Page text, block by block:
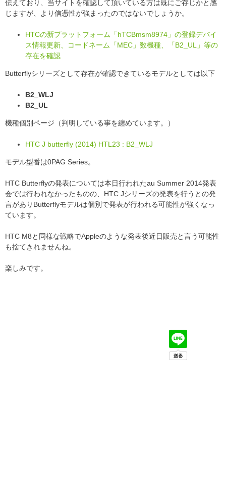
伝えており、当サイトを確認して頂いている方は既にご存じかと感
じますが、より信憑性が強まったのではないでしょうか。
HTCの新プラットフォーム「hTCBmsm8974」の登録デバイ
ス情報更新、コードネーム「MEC」数機種、「B2_UL」等の
存在を確認
Butterflyシリーズとして存在が確認できているモデルとしては以下
B2_WLJ
B2_UL
機種個別ページ（判明している事を纏めています。）
HTC J butterfly (2014) HTL23 : B2_WLJ
モデル型番は0PAG Series。
HTC Butterflyの発表については本日行われたau Summer 2014発表
会では行われなかったものの、HTC Jシリーズの発表を行うとの発
言がありButterflyモデルは個別で発表が行われる可能性が強くなっ
ています。
HTC M8と同様な戦略でAppleのような発表後近日販売と言う可能性
も捨てきれませんね。
楽しみです。